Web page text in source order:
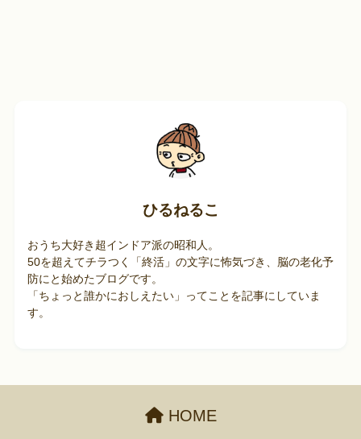
ひるねるこ
おうち大好き超インドア派の昭和人。
50を超えてチラつく「終活」の文字に怖気づき、脳の老化予
防にと始めたブログです。
「ちょっと誰かにおしえたい」ってことを記事にしていま
す。
HOME